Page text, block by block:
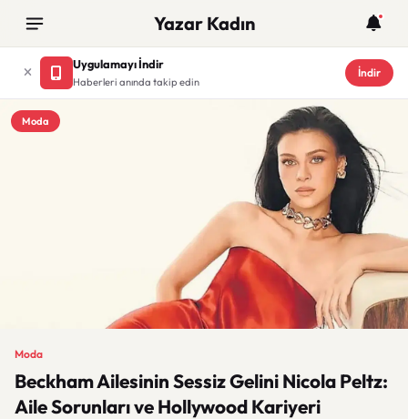
Yazar Kadın
Uygulamayı İndir
Haberleri anında takip edin
İndir
Moda
Moda
Beckham Ailesinin Sessiz Gelini Nicola Peltz:
Aile Sorunları ve Hollywood Kariyeri